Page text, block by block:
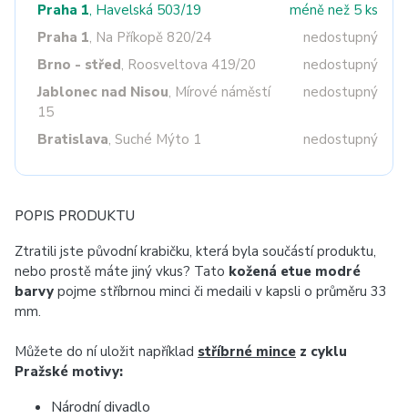
Praha 1, Havelská 503/19
méně než 5 ks
Praha 1, Na Příkopě 820/24
nedostupný
Brno - střed, Roosveltova 419/20
nedostupný
Jablonec nad Nisou, Mírové náměstí
15
nedostupný
Bratislava, Suché Mýto 1 nedostupný
POPIS PRODUKTU
Ztratili jste původní krabičku, která byla součástí produktu,
nebo prostě máte jiný vkus? Tato kožená etue modré
barvy pojme stříbrnou minci či medaili v kapsli o průměru 33
mm.
Můžete do ní uložit například stříbrné mince z cyklu
Pražské motivy:
Národní divadlo